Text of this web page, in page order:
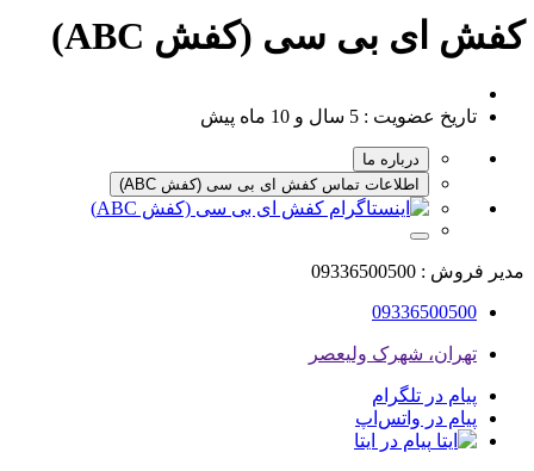
کفش ای بی سی (کفش ABC)
تاریخ عضویت : 5 سال و 10 ماه پیش
درباره ما
اطلاعات تماس کفش ای بی سی (کفش ABC)
مدیر فروش : 09336500500
09336500500
تهران، شهرک ولیعصر
پیام در تلگرام
پیام در واتس‌اپ
پیام در ایتا